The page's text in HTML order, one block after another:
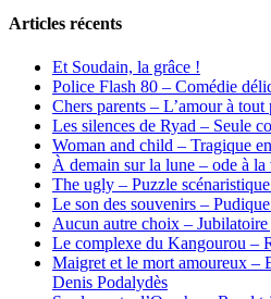
Articles récents
Et Soudain, la grâce !
Police Flash 80 – Comédie
Chers parents – L’amour à
Les silences de Ryad – Seule
Woman and child – Tragique
À demain sur la lune – ode à la
The ugly – Puzzle
Le son des souvenirs –
Aucun autre choix – Jubilatoire
Le complexe du Kangourou –
Maigret et le mort amoureux –
Denis Podalydès